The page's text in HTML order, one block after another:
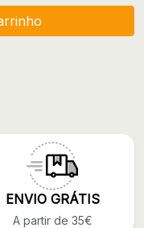
ENVIO GRÁTIS
A partir de 35€